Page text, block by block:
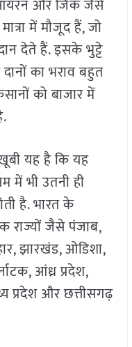
आयरन और जिंक जैसे
में मौजूद हैं, जो
देते हैं. इसके भुट्टे
का भराव बहुत
को बाजार में
यह है कि यह
में भी उतनी ही
है. भारत के
राज्यों जैसे पंजाब,
झारखंड, ओडिशा,
आंध्र प्रदेश,
प्रदेश और छत्तीसगढ़